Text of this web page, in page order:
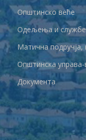
Општинско веће
Одељења и службе
Матична
Општинска
Документа